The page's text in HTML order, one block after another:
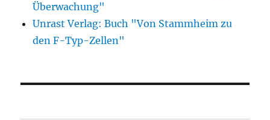
Überwachung"
Unrast Verlag: Buch "Von Stammheim zu
den F-Typ-Zellen"